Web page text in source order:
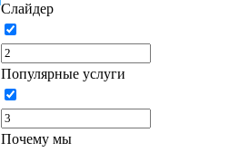
Слайдер
Популярные услуги
Почему мы